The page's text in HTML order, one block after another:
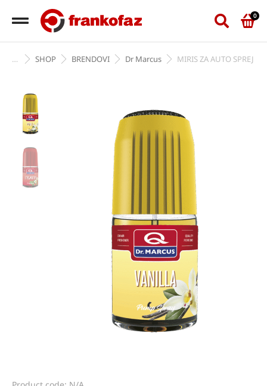
You are here:
SHOP BRENDOVI Dr Marcus MIRIS ZA AUTO SPREJ